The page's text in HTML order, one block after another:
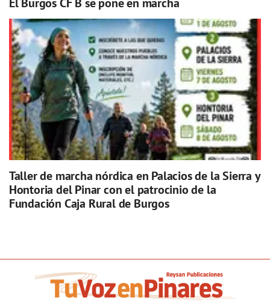
Taller de marcha nórdica en Palacios de la Sierra y
Hontoria del Pinar con el patrocinio de la
Fundación Caja Rural de Burgos